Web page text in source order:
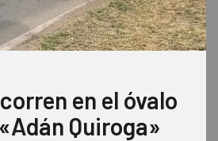
en el óvalo
Quiroga»